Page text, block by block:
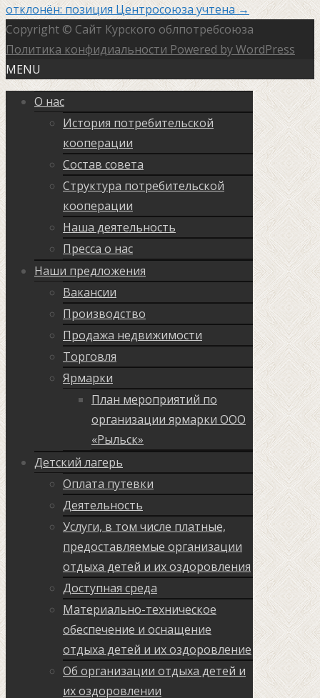
отклонён: позиция Центросоюза учтена→
Copyright © Сайт Курского облпотребсоюза
Политика конфидиальности Powered by WordPress
MENU
О нас
История потребительской
кооперации
Состав совета
Структура потребительской
кооперации
Наша деятельность
Пресса о нас
Наши предложения
Вакансии
Производство
Продажа недвижимости
Торговля
Ярмарки
План мероприятий по
организации ярмарки ООО
«Рыльск»
Детский лагерь
Оплата путевки
Деятельность
Услуги, в том числе платные,
предоставляемые организации
отдыха детей и их оздоровления
Доступная среда
Материально-техническое
обеспечение и оснащение
отдыха детей и их оздоровление
Об организации отдыха детей и
их оздоровлении